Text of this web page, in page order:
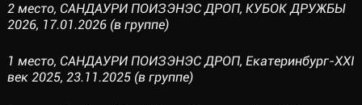
2 место, САНДАУРИ ПОИЗЭНЭС ДРОП, КУБОК ДРУЖБЫ
2026, 17.01.2026 (в группе)
1 место, САНДАУРИ ПОИЗЭНЭС ДРОП, Екатеринбург-XXI
век 2025, 23.11.2025 (в группе)